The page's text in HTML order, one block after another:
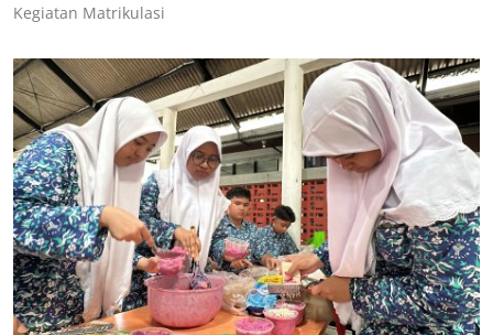
Kegiatan Matrikulasi